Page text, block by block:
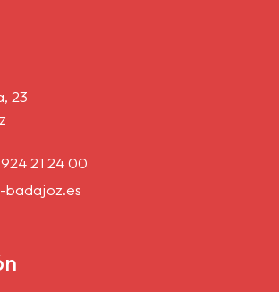
23
21 24 00
badajoz.es